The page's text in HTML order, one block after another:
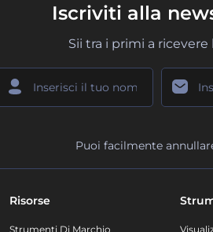
Iscriviti alla
Sii tra i primi a
Puoi facilmente
Risorse
Strumenti Di Marchio